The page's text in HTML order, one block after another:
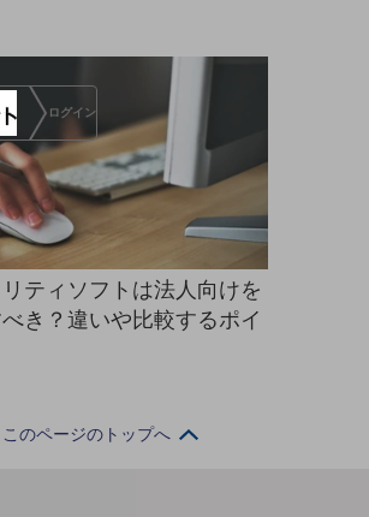
ログイン
管理
ション)
ティソフトは法人向けを
き？違いや比較するポイ
このページのトップへ